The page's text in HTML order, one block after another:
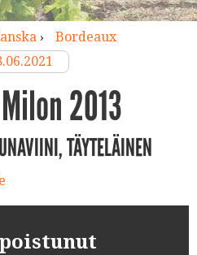
›
Bordeaux
2013
TÄYTELÄINEN